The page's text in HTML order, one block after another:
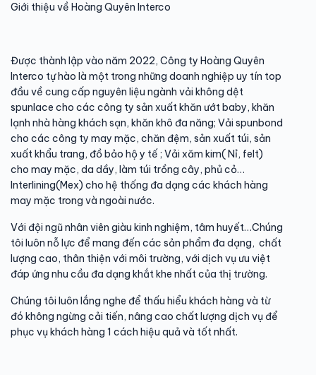
Giới thiệu về Hoàng Quyên Interco
Được thành lập vào năm 2022, Công ty Hoàng Quyên
Interco tự hào là một trong những doanh nghiệp uy tín top
đầu về cung cấp nguyên liệu ngành vải không dệt
spunlace cho các công ty sản xuất khăn ướt baby, khăn
lạnh nhà hàng khách sạn, khăn khô đa năng; Vải spunbond
cho các công ty may mặc, chăn đệm, sản xuất túi, sản
xuất khẩu trang, đồ bảo hộ y tế ; Vải xăm kim( Nỉ, felt)
cho may mặc, da dầy, làm túi trồng cây, phủ cỏ…
Interlining(Mex) cho hệ thống đa dạng các khách hàng
may mặc trong và ngoài nước.
Với đội ngũ nhân viên giàu kinh nghiệm, tâm huyết…Chúng
tôi luôn nỗ lực để mang đến các sản phẩm đa dạng, chất
lượng cao, thân thiện với môi trường, với dịch vụ ưu việt
đáp ứng nhu cầu đa dạng khắt khe nhất của thị trường.
Chúng tôi luôn lắng nghe để thấu hiểu khách hàng và từ
đó không ngừng cải tiến, nâng cao chất lượng dịch vụ để
phục vụ khách hàng 1 cách hiệu quả và tốt nhất.